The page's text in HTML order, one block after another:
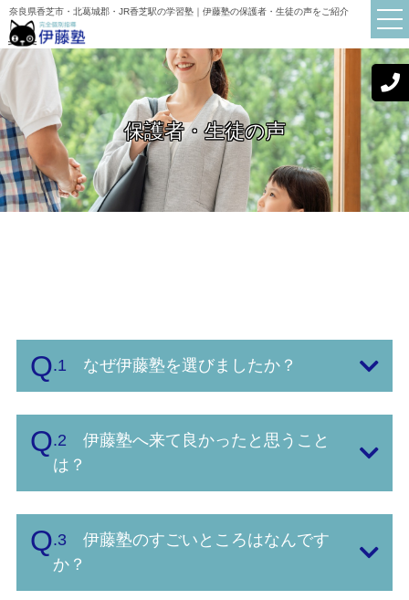
奈良県香芝市・北葛城郡・JR香芝駅の学習塾｜伊藤塾の保護者・生徒の声をご紹介
TOP
伊藤塾について
講師紹介
保護者・生徒の声
校舎
校舎紹介
香芝下田校
二上駅前校
保護者・生徒の声
.1 なぜ伊藤塾を選びましたか？
.2
伊藤塾へ来て良かったと思うこと
は？
.3
伊藤塾のすごいところはなんです
か？